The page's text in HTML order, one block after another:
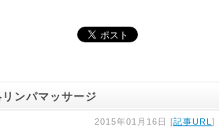
ンパマッサージ
2015年01月16日 [記事URL ]